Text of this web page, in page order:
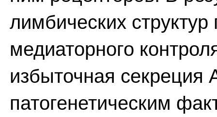
лимбических
медиаторного
избыточная
патогенетическим